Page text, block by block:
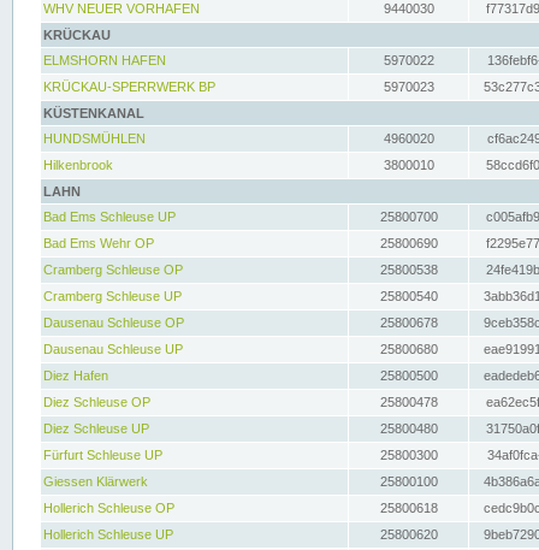
WHV NEUER VORHAFEN
9440030
KRÜCKAU
ELMSHORN HAFEN
5970022
KRÜCKAU-SPERRWERK BP
5970023
KÜSTENKANAL
HUNDSMÜHLEN
4960020
Hilkenbrook
3800010
LAHN
Bad Ems Schleuse UP
25800700
Bad Ems Wehr OP
25800690
Cramberg Schleuse OP
25800538
Cramberg Schleuse UP
25800540
Dausenau Schleuse OP
25800678
Dausenau Schleuse UP
25800680
Diez Hafen
25800500
Diez Schleuse OP
25800478
Diez Schleuse UP
25800480
Fürfurt Schleuse UP
25800300
Giessen Klärwerk
25800100
Hollerich Schleuse OP
25800618
Hollerich Schleuse UP
25800620